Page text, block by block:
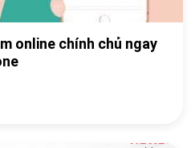
online chính chủ ngay